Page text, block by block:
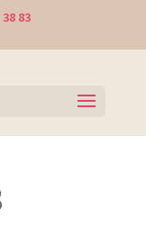
38 83